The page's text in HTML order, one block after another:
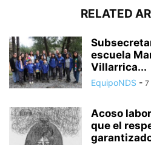
RELATED
escuela
Villarrica...
EquipoNDS - 7
Acoso
que el